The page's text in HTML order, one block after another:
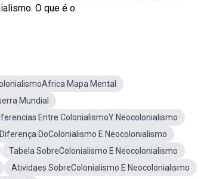
O que é o.
Mapa Mental
Mundial
Entre ColonialismoY Neocolonialismo
Diferença DoColonialismo E Neocolonialismo
Tabela SobreColonialismo E Neocolonialismo
Atividaes SobreColonialismo E Neocolonialismo